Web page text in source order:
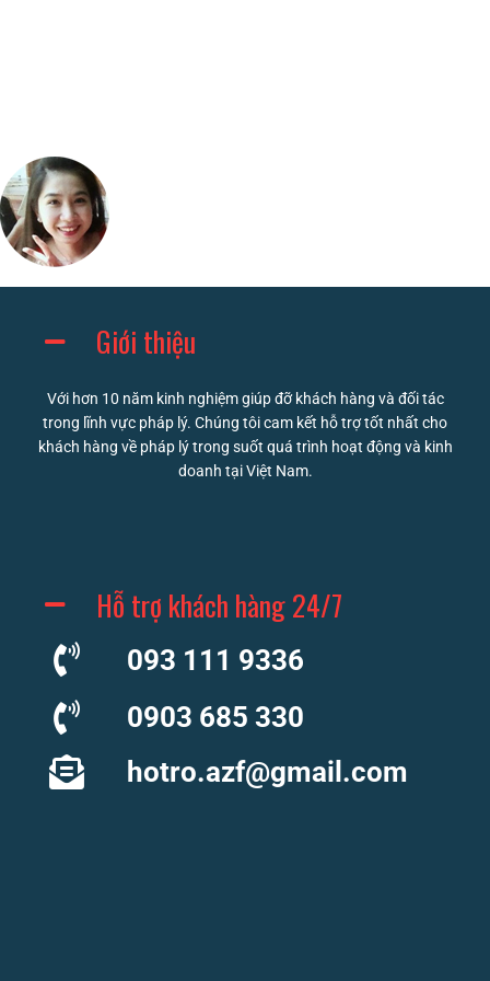
Giới thiệu
Với hơn 10 năm kinh nghiệm giúp đỡ khách hàng và đối tác
trong lĩnh vực pháp lý. Chúng tôi cam kết hỗ trợ tốt nhất cho
khách hàng về pháp lý trong suốt quá trình hoạt động và kinh
doanh tại Việt Nam.
Hỗ trợ khách hàng 24/7
093 111 9336
0903 685 330
hotro.azf@gmail.com